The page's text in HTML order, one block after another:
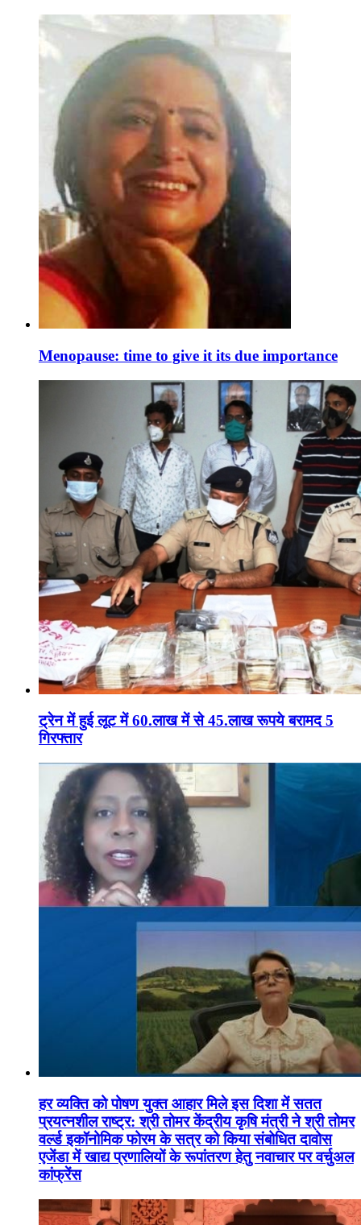
Menopause: time to give it its due importance
ट्रेन में हुई लूट में 60.लाख में से 45.लाख रूपये बरामद 5
गिरफ्तार
हर व्यक्ति को पोषण युक्त आहार मिले इस दिशा में सतत
प्रयत्नशील राष्ट्र: श्री तोमर केंद्रीय कृषि मंत्री ने श्री तोमर
वर्ल्ड इकॉनोमिक फोरम के सत्र को किया संबोधित दावोस
एजेंडा में खाद्य प्रणालियों के रूपांतरण हेतु नवाचार पर वर्चुअल
कांफ्रेंस